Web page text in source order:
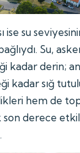
ise su
Su,
kadar derin;
kadar sığ
hem de
son derece